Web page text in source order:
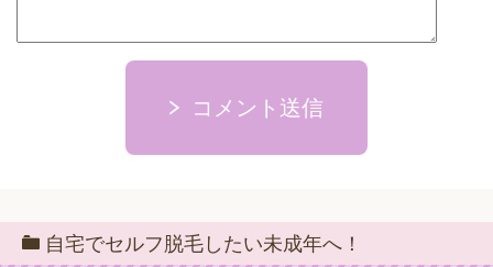
コメント送信
自宅でセルフ脱毛したい未成年へ！